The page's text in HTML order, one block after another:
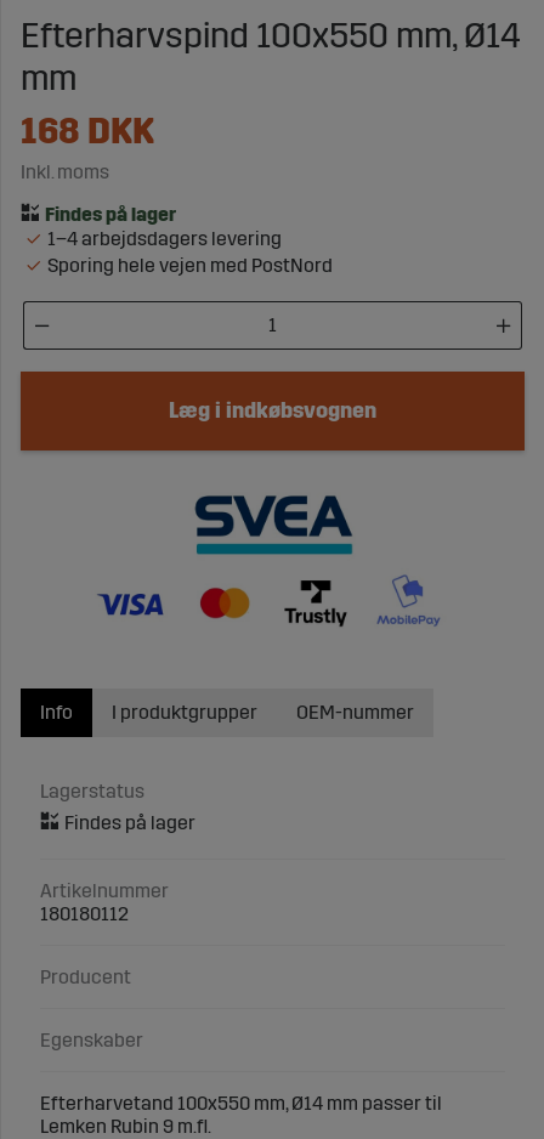
Efterharvspind 100x550 mm, Ø14
mm
168 DKK
Inkl. moms
1–4 arbejdsdagers levering
Sporing hele vejen med PostNord
Læg i indkøbsvognen
Info
Lagerstatus
Artikelnummer
180180112
Producent
Egenskaber
Efterharvetand 100x550 mm, Ø14 mm passer til
Lemken Rubin 9 m.fl.
I produktgrupper OEM-nummer